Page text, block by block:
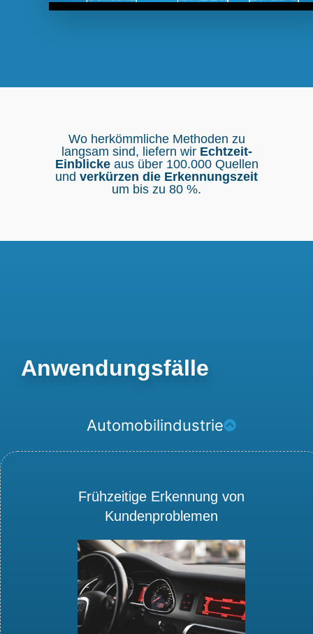
Wo herkömmliche Methoden zu
langsam sind, liefern wir Echtzeit-
Einblickeaus über 100.000 Quellen
und verkürzen die Erkennungszeit
um bis zu 80 %.
Anwendungsfälle
Automobilindustrie
Frühzeitige Erkennung von
Kundenproblemen